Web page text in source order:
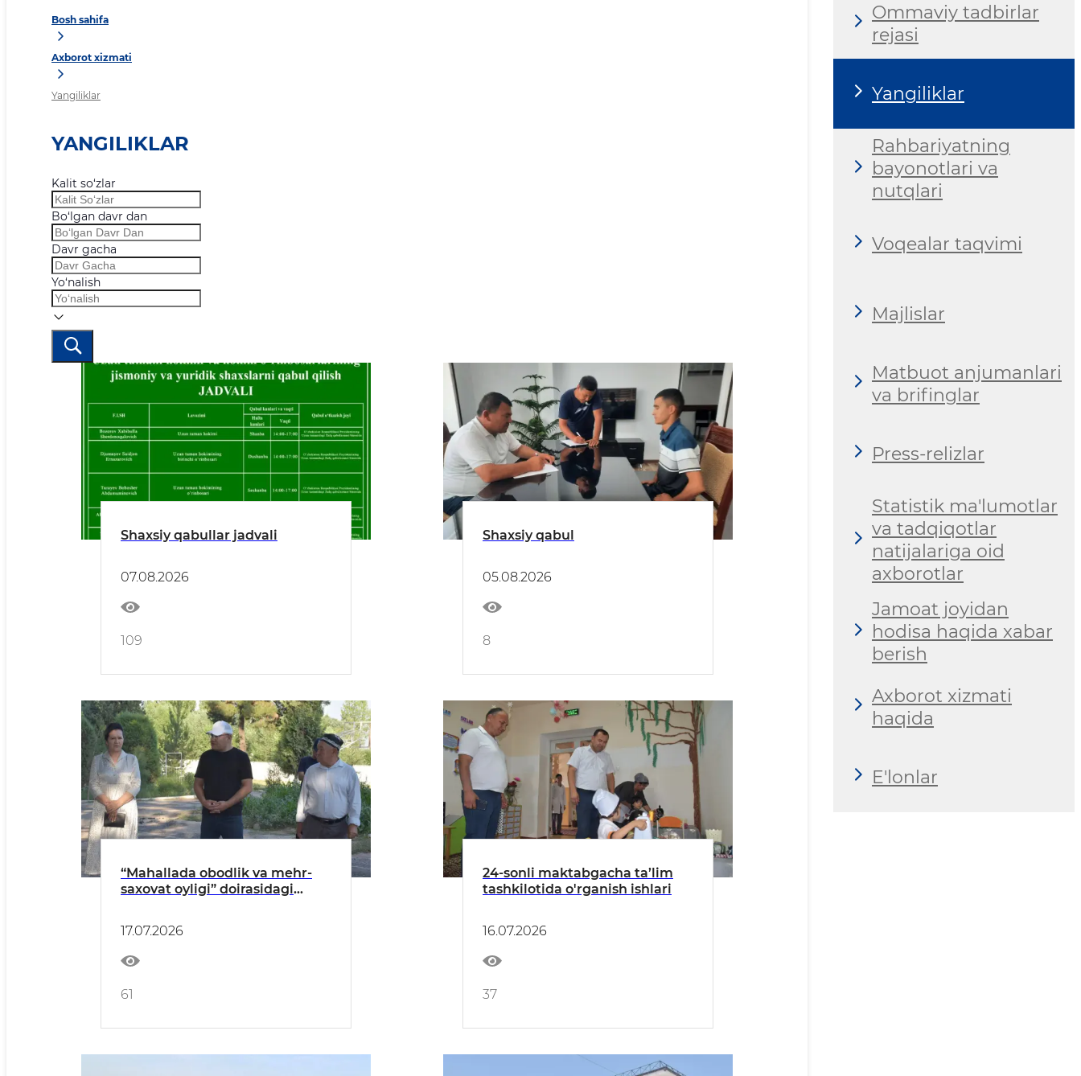
Bosh sahifa
Axborot xizmati
Yangiliklar
YANGILIKLAR
Kalit so‘zlar
Bo‘lgan davr dan
Davr gacha
Yo‘nalish
Shaxsiy qabullar jadvali
07.08.2026
109
Shaxsiy qabul
05.08.2026
8
“Mahallada obodlik va mehr-
saxovat oyligi” doirasidagi
17.07.2026
61
24-sonli maktabgacha ta’lim
tashkilotida o'rganish ishlari
16.07.2026
37
Ommaviy tadbirlar
rejasi
Yangiliklar
Rahbariyatning
bayonotlari va
nutqlari
Voqealar taqvimi
Majlislar
Matbuot anjumanlari
va brifinglar
Press-relizlar
Statistik ma'lumotlar
va tadqiqotlar
natijalariga oid
axborotlar
Jamoat joyidan
hodisa haqida xabar
berish
Axborot xizmati
haqida
E'lonlar